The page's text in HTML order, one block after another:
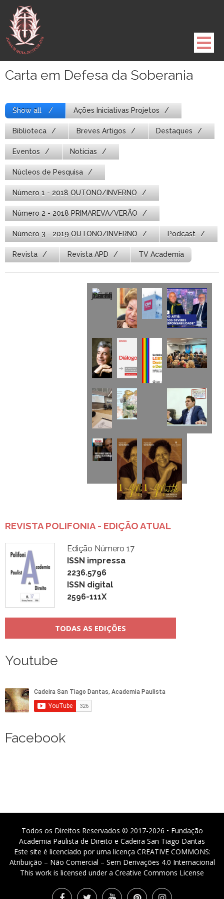
para
conteúdo
Carta em Defesa da Soberania
Show all Ações Iniciativas Projetos
Biblioteca Breves Artigos Destaques
Eventos Notícias
Núcleos de Pesquisa
Número 1 - 2018 OUTONO/INVERNO
Número 2 - 2018 PRIMAREVA/VERÃO
Número 3 - 2019 OUTONO/INVERNO Podcast
Revista Revista APD TV Academia
REVISTA POLIFONIA - EDIÇÃO ATUAL
Edição Número 17
ISSN impressa
2236.5796
ISSN digital
2596-111X
TODAS AS EDIÇÕES
Youtube
Facebook
Todos os Direitos Reservados © 2017-2026 • Fundação
Academia Paulista de Direito e Cadeira San Tiago Dantas
Este site é licenciado por uma licença CREATIVE COMMONS:
Atribuição – Não Comercial – Sem Derivações 4.0 Internacional
This work is licensed under a Creative Commons License